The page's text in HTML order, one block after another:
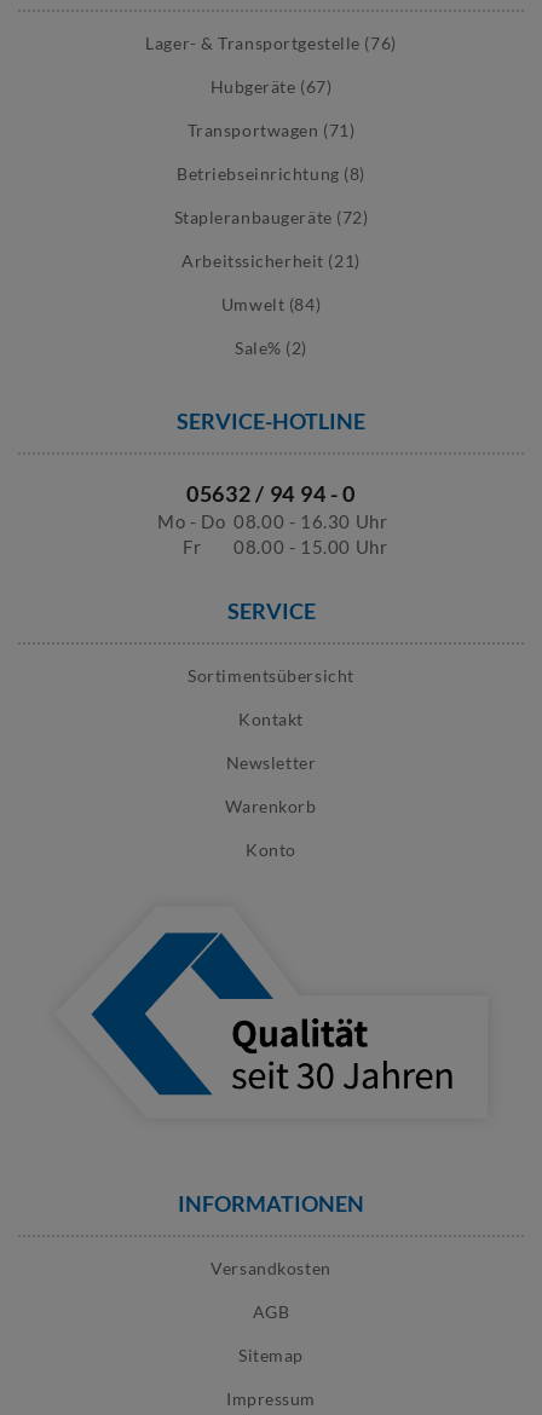
Lager- & Transportgestelle (76)
Hubgeräte (67)
Transportwagen (71)
Betriebseinrichtung (8)
Stapleranbaugeräte (72)
Arbeitssicherheit (21)
Umwelt (84)
Sale% (2)
SERVICE-HOTLINE
05632 / 94 94 - 0
Mo - Do 08.00 - 16.30 Uhr
Fr
08.00 - 15.00 Uhr
SERVICE
Sortimentsübersicht
Kontakt
Newsletter
Warenkorb
Konto
INFORMATIONEN
Versandkosten
AGB
Sitemap
Impressum